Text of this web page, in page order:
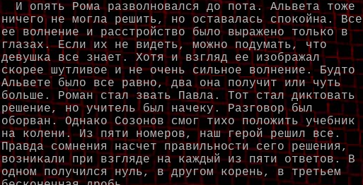
И опять Рома разволновался до пота. Альвета тоже
ничего не могла решить, но оставалась спокойна. Все
ее волнение и расстройство было выражено только в
глазах. Если их не видеть, можно подумать, что
девушка все знает. Хотя и взгляд ее изображал
скорее шутливое и не очень сильное волнение. Будто
Альвете было все равно, два она получит или чуть
больше. Роман стал звать Павла. Тот стал диктовать
решение, но учитель был начеку. Разговор был
оборван. Однако Созонов смог тихо положить учебник
на колени. Из пяти номеров, наш герой решил все.
Правда сомнения насчет правильности сего решения,
возникали при взгляде на каждый из пяти ответов. В
одном получился нуль, в другом корень, в третьем